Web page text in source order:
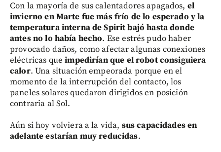
Con la mayoría de sus calentadores apagados, el
invierno en Marte fue más frío de lo esperado y la
temperatura interna de Spirit bajó hasta donde
antes no lo había hecho. Ese estrés pudo haber
provocado daños, como afectar algunas conexiones
eléctricas queimpedirían que el robot consiguiera
calor. Una situación empeorada porque en el
momento de la interrupción del contacto, los
paneles solares quedaron dirigidos en posición
contraria al Sol.
Aún si hoy volviera a la vida, sus capacidades en
adelante estarían muy reducidas.